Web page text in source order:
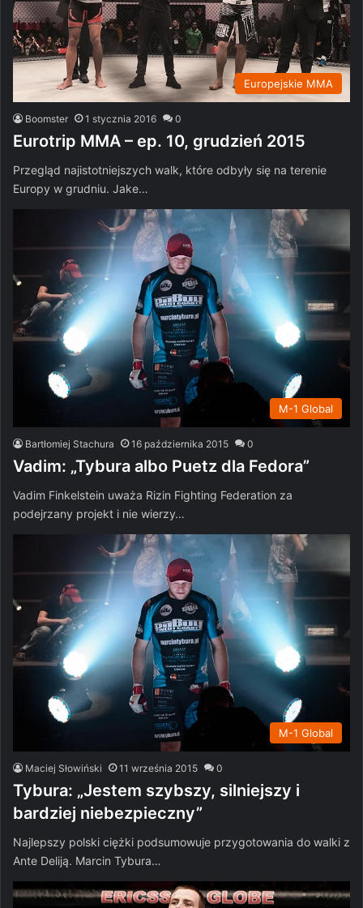
Europejskie MMA
Boomster 1 stycznia 2016 0
Eurotrip MMA – ep. 10, grudzień 2015
Przegląd najistotniejszych walk, które odbyły się na terenie
Europy w grudniu. Jake…
M-1 Global
Bartłomiej Stachura 16 października 2015 0
Vadim: „Tybura albo Puetz dla Fedora”
Vadim Finkelstein uważa Rizin Fighting Federation za
podejrzany projekt i nie wierzy…
M-1 Global
Maciej Słowiński 11 września 2015 0
Tybura: „Jestem szybszy, silniejszy i
bardziej niebezpieczny”
Najlepszy polski ciężki podsumowuje przygotowania do walki z
Ante Deliją. Marcin Tybura…